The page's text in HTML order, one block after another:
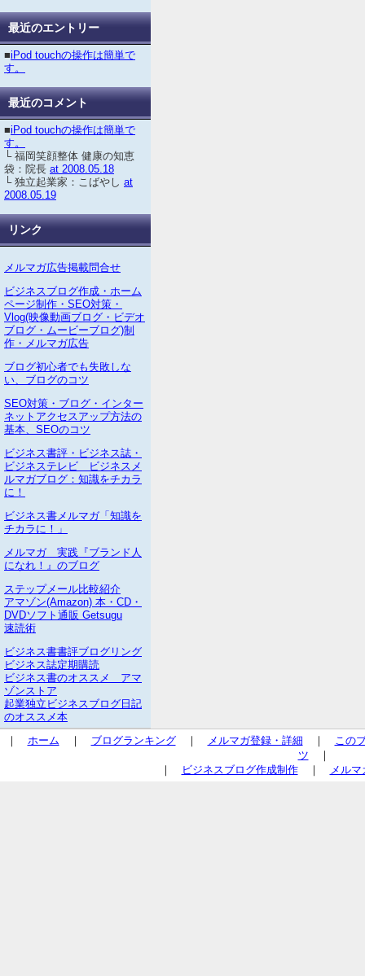
最近のエントリー
■iPod touchの操作は簡単で
す。
最近のコメント
■iPod touchの操作は簡単で
す。
└ 福岡笑顔整体 健康の知恵
袋：院長 at 2008.05.18
└ 独立起業家：こばやし at
2008.05.19
リンク
メルマガ広告掲載問合せ
ビジネスブログ作成・ホーム
ページ制作・SEO対策・
Vlog(映像動画ブログ・ビデオ
ブログ・ムービーブログ)制
作・メルマガ広告
ブログ初心者でも失敗しな
い、ブログのコツ
SEO対策・ブログ・インター
ネットアクセスアップ方法の
基本、SEOのコツ
ビジネス書評・ビジネス誌・
ビジネステレビ ビジネスメ
ルマガブログ：知識をチカラ
に！
ビジネス書メルマガ「知識を
チカラに！」
メルマガ 実践『ブランド人
になれ！』のブログ
ステップメール比較紹介
アマゾン(Amazon) 本・CD・
DVDソフト通販 Getsugu
速読術
ビジネス書書評ブログリング
ビジネス誌定期購読
ビジネス書のオススメ アマ
ゾンストア
起業独立ビジネスブログ日記
のオススメ本
｜ ホーム ｜ ブログランキング｜ メルマガ登録・詳細 ｜ この
ツ ｜
｜
ビジネスブログ作成制作｜ メル